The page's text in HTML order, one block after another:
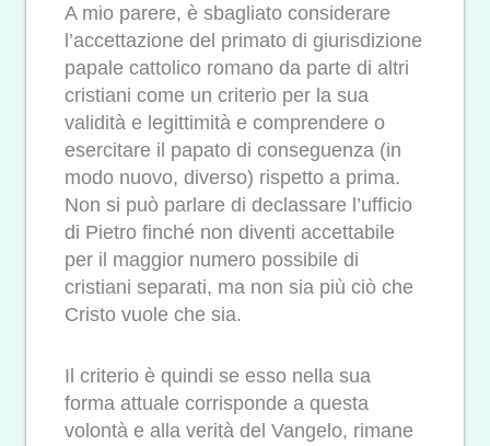
A mio parere, è sbagliato considerare
l’accettazione del primato di giurisdizione
papale cattolico romano da parte di altri
cristiani come un criterio per la sua
validità e legittimità e comprendere o
esercitare il papato di conseguenza (in
modo nuovo, diverso) rispetto a prima.
Non si può parlare di declassare l’ufficio
di Pietro finché non diventi accettabile
per il maggior numero possibile di
cristiani separati, ma non sia più ciò che
Cristo vuole che sia.
Il criterio è quindi se esso nella sua
forma attuale corrisponde a questa
volontà e alla verità del Vangelo, rimane